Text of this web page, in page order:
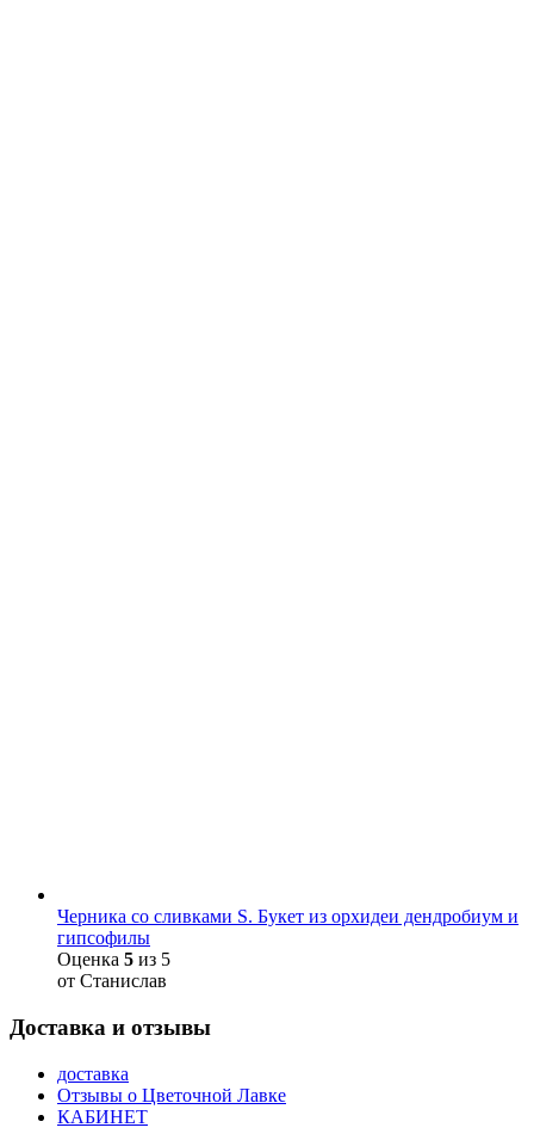
Черника со сливками S. Букет из орхидеи дендробиум и
гипсофилы
Оценка 5 из 5
от Станислав
Доставка и отзывы
доставка
Отзывы о Цветочной Лавке
КАБИНЕТ